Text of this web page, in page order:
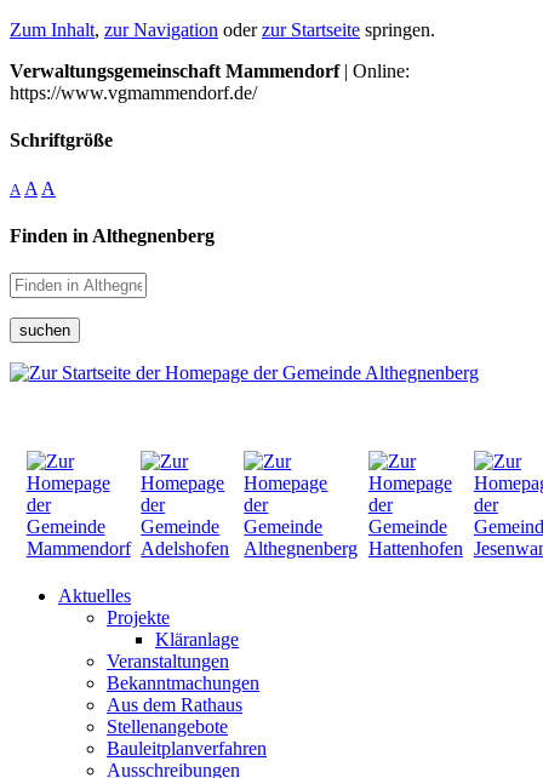
Zum Inhalt, zur Navigation oderzur Startseite springen.
Verwaltungsgemeinschaft Mammendorf| Online:
https://www.vgmammendorf.de/
Schriftgröße
A A A
Finden in Althegnenberg
suchen
Aktuelles
Projekte
Kläranlage
Veranstaltungen
Bekanntmachungen
Aus dem Rathaus
Stellenangebote
Bauleitplanverfahren
Ausschreibungen